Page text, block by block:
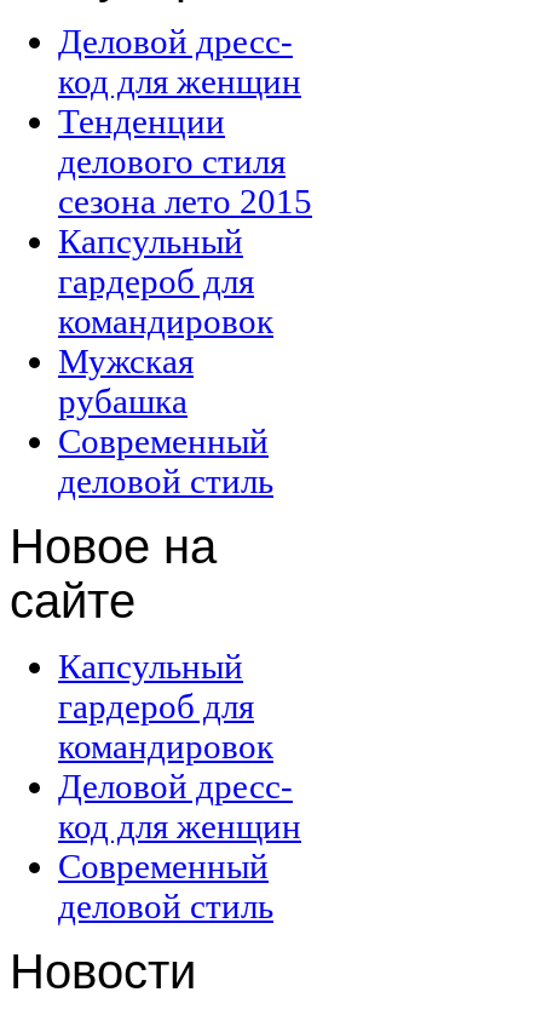
Деловой дресс-
код для женщин
Тенденции
делового стиля
сезона лето 2015
Капсульный
гардероб для
командировок
Мужская
рубашка
Современный
деловой стиль
Новое на
сайте
Капсульный
гардероб для
командировок
Деловой дресс-
код для женщин
Современный
деловой стиль
Новости